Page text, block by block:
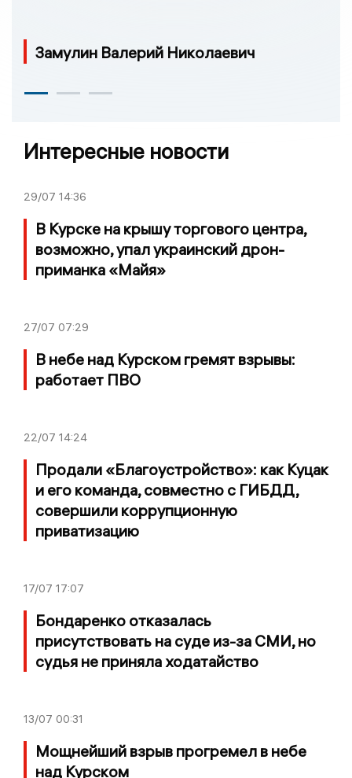
Замулин Валерий Николаевич
Интересные новости
29/07 14:36
В Курске на крышу торгового центра,
возможно, упал украинский дрон-
приманка «Майя»
27/07 07:29
В небе над Курском гремят взрывы:
работает ПВО
22/07 14:24
Продали «Благоустройство»: как Куцак
и его команда, совместно с ГИБДД,
совершили коррупционную
приватизацию
17/07 17:07
Бондаренко отказалась
присутствовать на суде из-за СМИ, но
судья не приняла ходатайство
13/07 00:31
Мощнейший взрыв прогремел в небе
над Курском